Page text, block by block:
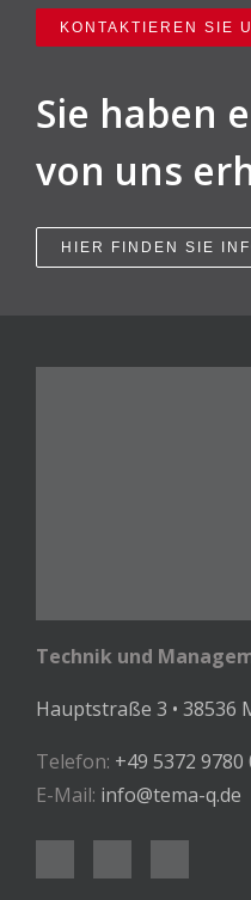
KONTAKTIEREN SIE
Sie haben
von uns
HIER FINDEN SIE
Technik und
Hauptstraße 3 • 38536
Telefon: +49 5372 9780
E-Mail: info@tema-q.de